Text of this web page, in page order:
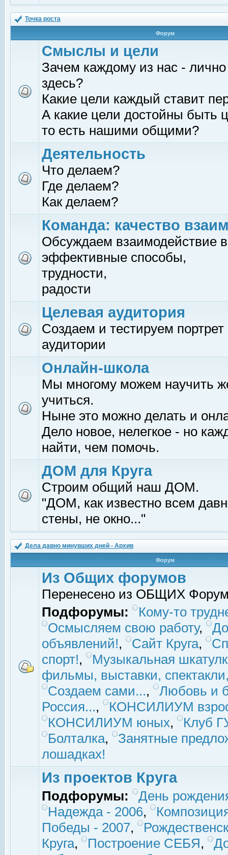
Точка роста
Форум
Смыслы и цели
Зачем каждому из нас -
здесь?
Какие цели каждый ставит
А какие цели достойны быть
то есть нашими общими?
Деятельность
Что делаем?
Где делаем?
Как делаем?
Команда: качество
Обсуждаем взаимодействие
эффективные способы,
трудности,
радости
Целевая аудитория
Создаем и тестируем
аудитории
Онлайн-школа
Мы многому можем научить
учиться.
Ныне это можно делать и
Дело новое, нелегкое - но
найти, чем помочь.
ДОМ для Круга
Строим общий наш ДОМ.
"ДОМ, как известно всем
стены, не окно..."
Дела давно минувших дней - Архив
Форум
Из Общих форумов
Перенесено из ОБЩИХ
Подфорумы:
Кому-то
Осмысляем свою работу,
объявлений!, Сайт Круга,
спорт!,
Музыкальная
фильмы, выставки,
Создаем сами...,
Любовь и
Россия...,
КОНСИЛИУМ
КОНСИЛИУМ юных,
Клуб
Болталка,
Занятные
лошадках!
Из проектов Круга
Подфорумы:
День
Надежда - 2006,
Победы - 2007,
Круга, Построение СЕБЯ,